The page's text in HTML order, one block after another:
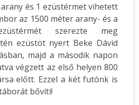
és 1 ezüstérmet vihetett
az 1500 méter arany- és a
szerezte meg
ezüstöt nyert Beke Dávid
majd a második napon
végzett az első helyen 800
előtt. Ezzel a két futónk is
bővíti!